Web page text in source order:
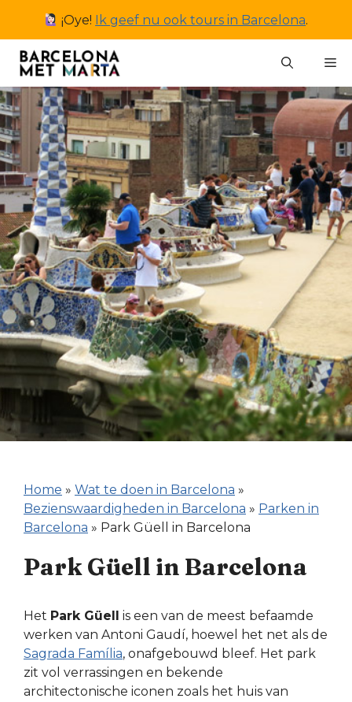
inhoud
¡Oye! Ik geef nu ook tours in Barcelona.
Home » Wat te doen in Barcelona »
Bezienswaardigheden in Barcelona » Parken in
Barcelona » Park Güell in Barcelona
Park Güell in Barcelona
Het Park Güell is een van de meest befaamde
werken van Antoni Gaudí, hoewel het net als de
Sagrada Família, onafgebouwd bleef. Het park
zit vol verrassingen en bekende
architectonische iconen zoals het huis van